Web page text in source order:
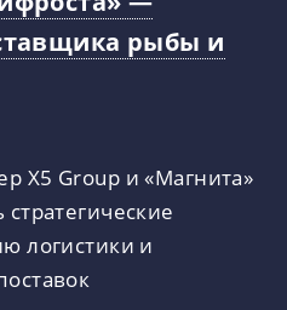
рыбы и
X5 Group и «Магнита»
логистики и